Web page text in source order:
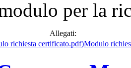
per la
Allegati:
Modulo